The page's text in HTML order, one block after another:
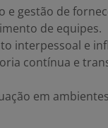
e gestão de
de equipes.
interpessoal e
contínua e
em